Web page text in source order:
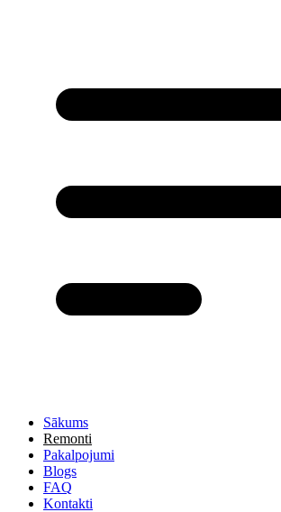
Sākums
Remonti
Pakalpojumi
Blogs
FAQ
Kontakti